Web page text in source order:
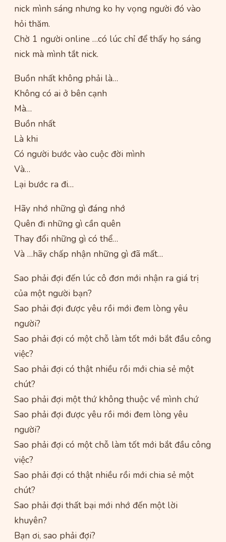
nick mình sáng nhưng ko hy vọng người đó vào
hỏi thăm.
Chờ 1 người online …có lúc chỉ để thấy họ sáng
nick mà mình tắt nick.
Buồn nhất không phải là…
Không có ai ở bên cạnh
Mà…
Buồn nhất
Là khi
Có người bước vào cuộc đời mình
Và…
Lại bước ra đi…
Hãy nhớ những gì đáng nhớ
Quên đi những gì cần quên
Thay đổi những gì có thể…
Và …hãy chấp nhận những gì đã mất…
Sao phải đợi đến lúc cô đơn mới nhận ra giá trị
của một người bạn?
Sao phải đợi được yêu rồi mới đem lòng yêu
người?
Sao phải đợi có một chỗ làm tốt mới bắt đầu công
việc?
Sao phải đợi có thật nhiều rồi mới chia sẻ một
chút?
Sao phải đợi một thứ không thuộc về mình chứ
Sao phải đợi được yêu rồi mới đem lòng yêu
người?
Sao phải đợi có một chỗ làm tốt mới bắt đầu công
việc?
Sao phải đợi có thật nhiều rồi mới chia sẻ một
chút?
Sao phải đợi thất bại mới nhớ đến một lời
khuyên?
Bạn ơi, sao phải đợi?